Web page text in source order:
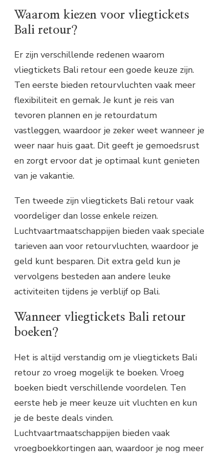
Waarom kiezen voor vliegtickets
Bali retour?
Er zijn verschillende redenen waarom
vliegtickets Bali retour een goede keuze zijn.
Ten eerste bieden retourvluchten vaak meer
flexibiliteit en gemak. Je kunt je reis van
tevoren plannen en je retourdatum
vastleggen, waardoor je zeker weet wanneer je
weer naar huis gaat. Dit geeft je gemoedsrust
en zorgt ervoor dat je optimaal kunt genieten
van je vakantie.
Ten tweede zijn vliegtickets Bali retour vaak
voordeliger dan losse enkele reizen.
Luchtvaartmaatschappijen bieden vaak speciale
tarieven aan voor retourvluchten, waardoor je
geld kunt besparen. Dit extra geld kun je
vervolgens besteden aan andere leuke
activiteiten tijdens je verblijf op Bali.
Wanneer vliegtickets Bali retour
boeken?
Het is altijd verstandig om je vliegtickets Bali
retour zo vroeg mogelijk te boeken. Vroeg
boeken biedt verschillende voordelen. Ten
eerste heb je meer keuze uit vluchten en kun
je de beste deals vinden.
Luchtvaartmaatschappijen bieden vaak
vroegboekkortingen aan, waardoor je nog meer